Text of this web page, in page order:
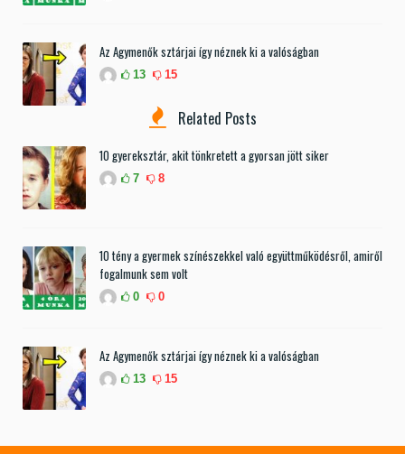
Az Agymenők sztárjai így néznek ki a valóságban
13 15
Related Posts
10 gyereksztár, akit tönkretett a gyorsan jött siker
7 8
10 tény a gyermek színészekkel való együttműködésről, amiről
fogalmunk sem volt
0 0
Az Agymenők sztárjai így néznek ki a valóságban
13 15